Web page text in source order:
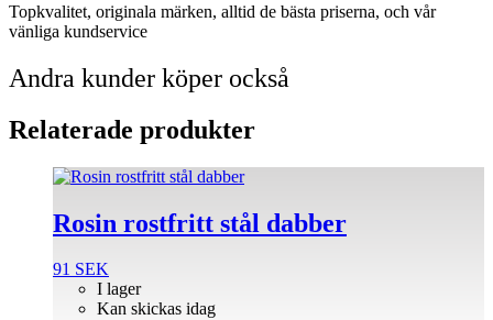
Topkvalitet, originala märken, alltid de bästa priserna, och vår
vänliga kundservice
Andra kunder köper också
Relaterade produkter
Rosin rostfritt stål dabber
91 SEK
I lager
Kan skickas idag